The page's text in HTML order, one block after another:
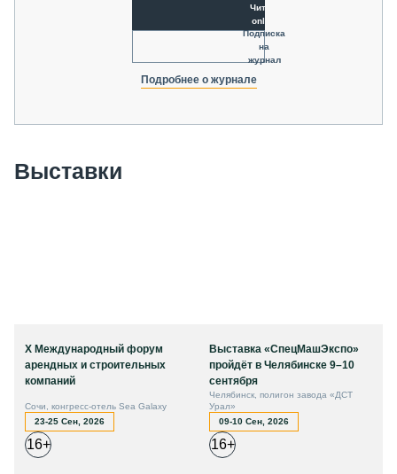
Читать
online
Подписка
на
журнал
Подробнее о журнале
Выставки
X Международный форум
арендных и строительных
компаний
Сочи, конгресс-отель Sea Galaxy
23-25 Сен, 2026
16+
Выставка «СпецМашЭкспо»
пройдёт в Челябинске 9–10
сентября
Челябинск, полигон завода «ДСТ
Урал»
09-10 Сен, 2026
16+